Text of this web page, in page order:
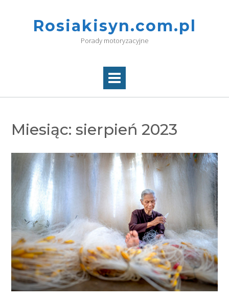
Rosiakisyn.com.pl
Porady motoryzacyjne
Miesiąc: sierpień 2023